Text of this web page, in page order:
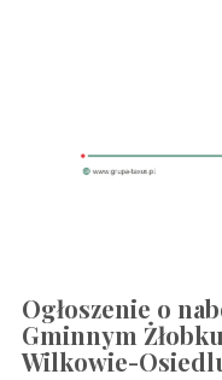
Ogłoszenie o
Gminnym
Wilkowie-